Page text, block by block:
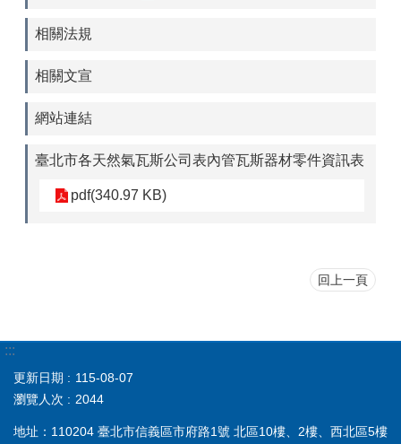
相關法規
相關文宣
網站連結
臺北市各天然氣瓦斯公司表內管瓦斯器材零件資訊表
pdf(340.97 KB)
回上一頁
:::
更新日期
115-08-07
瀏覽人次
2044
地址：110204 臺北市信義區市府路1號 北區10樓、2樓、西北區5樓